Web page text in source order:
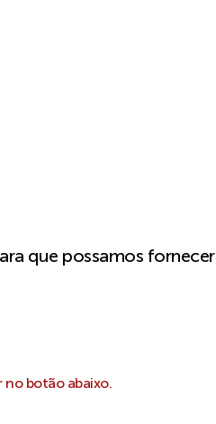
que possamos fornecer
botão abaixo.